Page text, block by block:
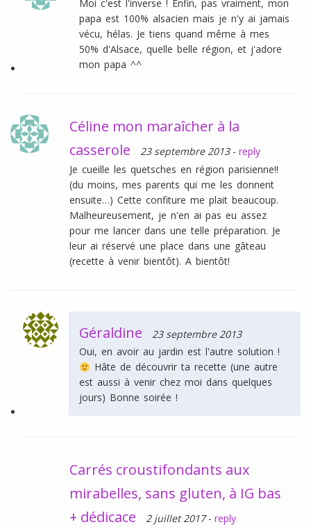
Moi c'est l'inverse ! Enfin, pas vraiment, mon
papa est 100% alsacien mais je n'y ai jamais
vécu, hélas. Je tiens quand même à mes
50% d'Alsace, quelle belle région, et j'adore
mon papa ^^
Céline mon maraîcher à la
casserole
23 septembre 2013 - reply
Je cueille les quetsches en région parisienne!!
(du moins, mes parents qui me les donnent
ensuite…) Cette confiture me plait beaucoup.
Malheureusement, je n'en ai pas eu assez
pour me lancer dans une telle préparation. Je
leur ai réservé une place dans une gâteau
(recette à venir bientôt). A bientôt!
Géraldine
23 septembre 2013
Oui, en avoir au jardin est l'autre solution !
Hâte de découvrir ta recette (une autre
est aussi à venir chez moi dans quelques
jours) Bonne soirée !
Carrés croustifondants aux
mirabelles, sans gluten, à IG bas
+ dédicace
2 juillet 2017 - reply